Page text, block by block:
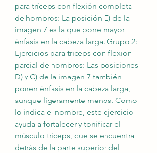
para tríceps con flexión completa
de hombros: La posición E) de la
imagen 7 es la que pone mayor
énfasis en la cabeza larga. Grupo 2:
Ejercicios para tríceps con flexión
parcial de hombros: Las posiciones
D) y C) de la imagen 7 también
ponen énfasis en la cabeza larga,
aunque ligeramente menos. Como
lo indica el nombre, este ejercicio
ayuda a fortalecer y tonificar el
músculo tríceps, que se encuentra
detrás de la parte superior del